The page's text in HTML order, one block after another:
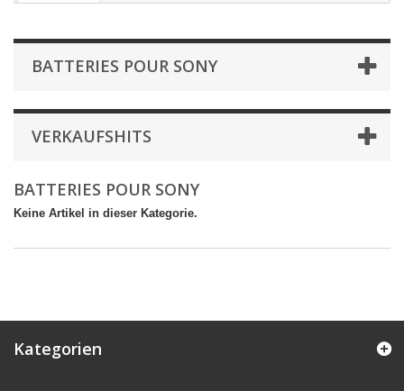
BATTERIES POUR SONY
VERKAUFSHITS
BATTERIES POUR SONY
Keine Artikel in dieser Kategorie.
Kategorien